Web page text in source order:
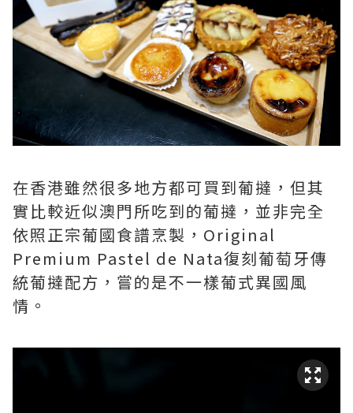
在香港雖然很多地方都可買到葡撻，但其
實比較近似澳門所吃到的葡撻，並非完全
依照正宗葡國食譜烹製，Original
Premium Pastel de Nata復刻葡萄牙傳
統葡撻配方，嘗的是不一樣葡式異國風
情。